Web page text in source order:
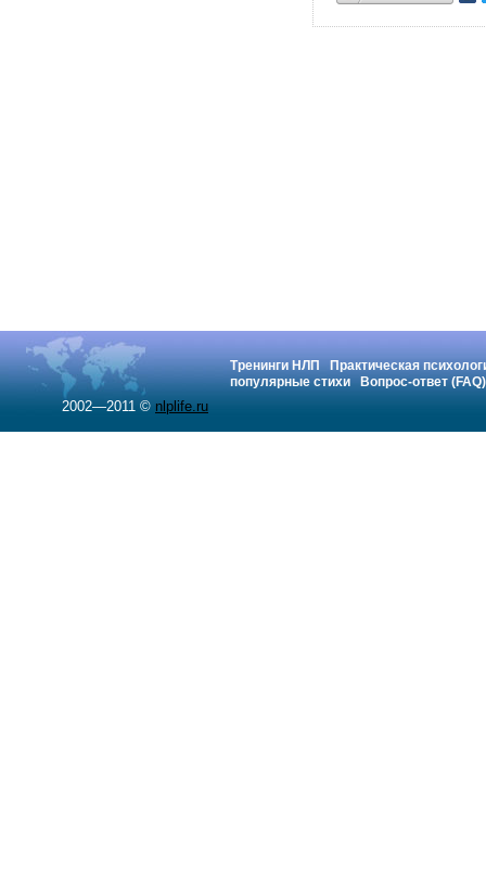
Тренинги НЛП
Практическая
популярные стихи
Вопрос-ответ (FAQ)
2002—2011 © nlplife.ru